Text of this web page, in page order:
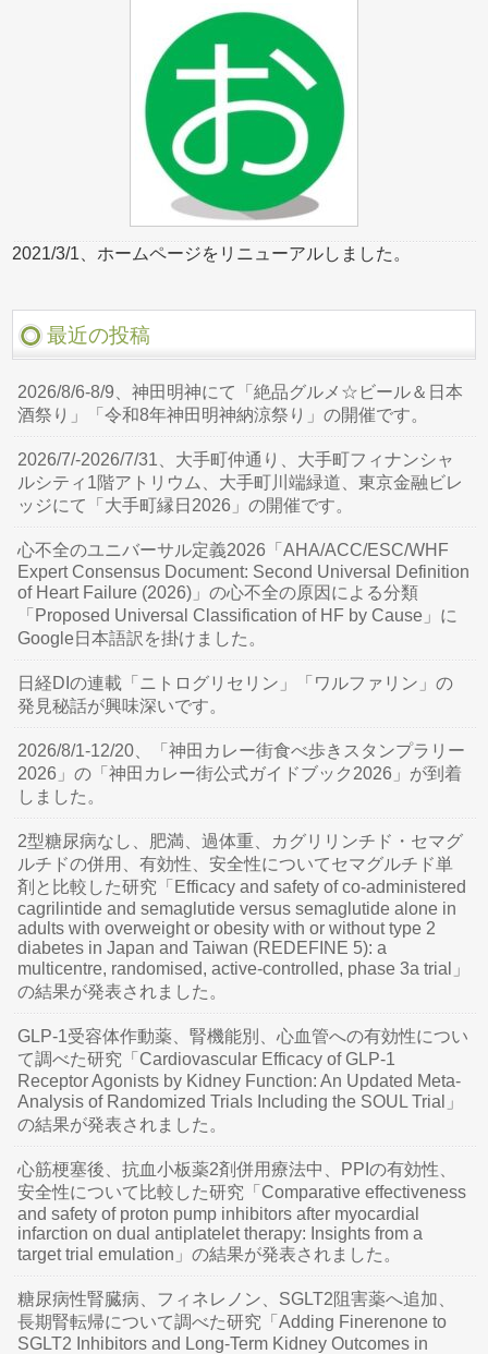
2021/3/1、ホームページをリニューアルしました。
最近の投稿
2026/8/6-8/9、神田明神にて「絶品グルメ☆ビール＆日本
酒祭り」「令和8年神田明神納涼祭り」の開催です。
2026/7/-2026/7/31、大手町仲通り、大手町フィナンシャ
ルシティ1階アトリウム、大手町川端緑道、東京金融ビレ
ッジにて「大手町縁日2026」の開催です。
心不全のユニバーサル定義2026「AHA/ACC/ESC/WHF
Expert Consensus Document: Second Universal Definition
of Heart Failure (2026)」の心不全の原因による分類
「Proposed Universal Classification of HF by Cause」に
Google日本語訳を掛けました。
日経DIの連載「ニトログリセリン」「ワルファリン」の
発見秘話が興味深いです。
2026/8/1-12/20、「神田カレー街食べ歩きスタンプラリー
2026」の「神田カレー街公式ガイドブック2026」が到着
しました。
2型糖尿病なし、肥満、過体重、カグリリンチド・セマグ
ルチドの併用、有効性、安全性についてセマグルチド単
剤と比較した研究「Efficacy and safety of co-administered
cagrilintide and semaglutide versus semaglutide alone in
adults with overweight or obesity with or without type 2
diabetes in Japan and Taiwan (REDEFINE 5): a
multicentre, randomised, active-controlled, phase 3a trial」
の結果が発表されました。
GLP-1受容体作動薬、腎機能別、心血管への有効性につい
て調べた研究「Cardiovascular Efficacy of GLP-1
Receptor Agonists by Kidney Function: An Updated Meta-
Analysis of Randomized Trials Including the SOUL Trial」
の結果が発表されました。
心筋梗塞後、抗血小板薬2剤併用療法中、PPIの有効性、
安全性について比較した研究「Comparative effectiveness
and safety of proton pump inhibitors after myocardial
infarction on dual antiplatelet therapy: Insights from a
target trial emulation」の結果が発表されました。
糖尿病性腎臓病、フィネレノン、SGLT2阻害薬へ追加、
長期腎転帰について調べた研究「Adding Finerenone to
SGLT2 Inhibitors and Long-Term Kidney Outcomes in